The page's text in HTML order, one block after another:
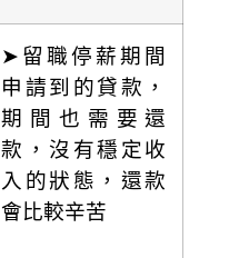
➤留職停薪期間
申請到的貸款，
期間也需要還
款，沒有穩定收
入的狀態，還款
會比較辛苦